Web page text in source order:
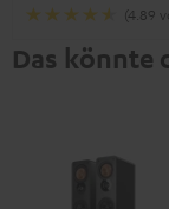
(4.89
Das könnte